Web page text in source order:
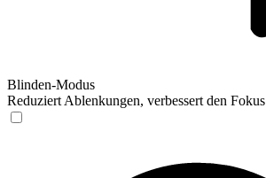
Blinden-Modus
Reduziert Ablenkungen, verbessert den Fokus